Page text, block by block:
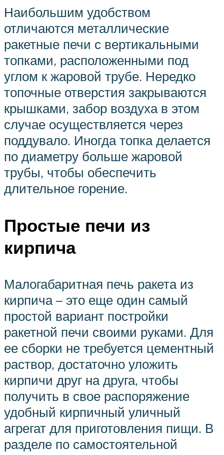
Наибольшим удобством
отличаются металлические
ракетные печи с вертикальными
топками, расположенными под
углом к жаровой трубе. Нередко
топочные отверстия закрываются
крышками, забор воздуха в этом
случае осуществляется через
поддувало. Иногда топка делается
по диаметру больше жаровой
трубы, чтобы обеспечить
длительное горение.
Простые печи из
кирпича
Малогабаритная печь ракета из
кирпича – это еще один самый
простой вариант постройки
ракетной печи своими руками. Для
ее сборки не требуется цементный
раствор, достаточно уложить
кирпичи друг на друга, чтобы
получить в свое распоряжение
удобный кирпичный уличный
агрегат для приготовления пищи. В
разделе по самостоятельной